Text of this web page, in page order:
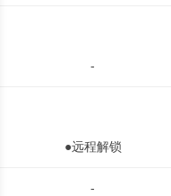
-
●远程解锁
-